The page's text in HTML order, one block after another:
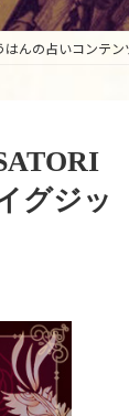
んの占いコンテ
グジッ